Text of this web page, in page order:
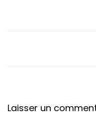
Laisser un